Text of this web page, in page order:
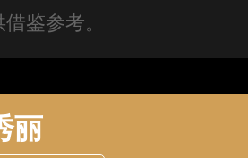
鉴参考。
丽